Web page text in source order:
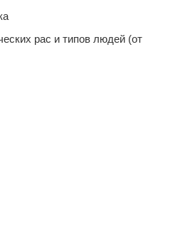
рас и типов людей (от